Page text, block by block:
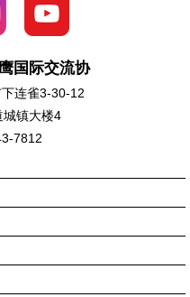
国际交流协
连雀3-30-12
城镇大楼4
7812